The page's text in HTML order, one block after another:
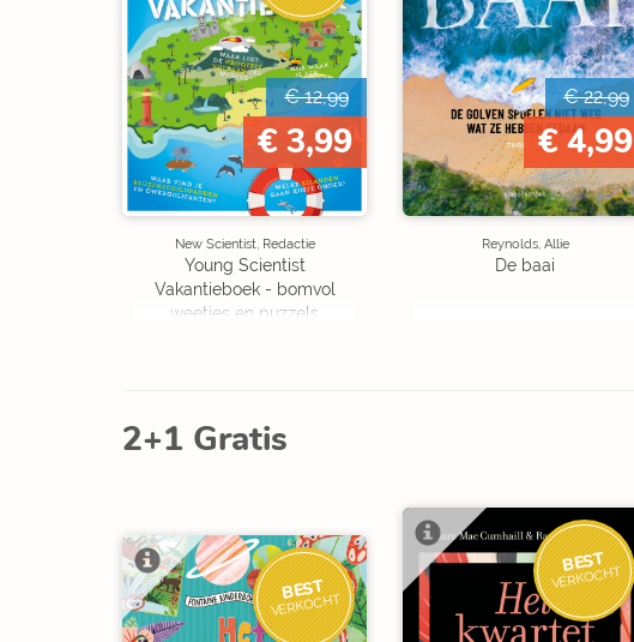
€ 12,99
€ 3,99
New Scientist, Redactie
Young Scientist
Vakantieboek - bomvol
weetjes en puzzels
€ 22,99
€ 4,99
Reynolds, Allie
De baai
2+1 Gratis
BEST
VERKOCHT
BEST
VERKOCHT